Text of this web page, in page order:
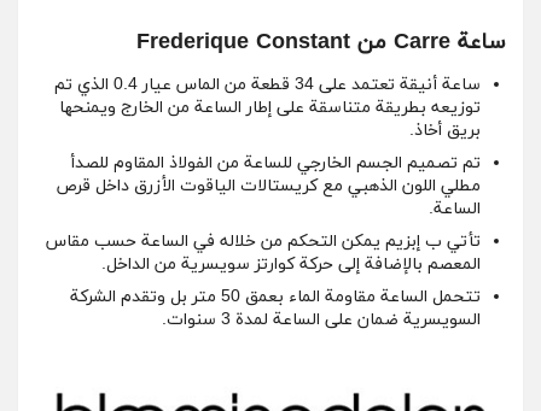
ساعة Carre من Frederique Constant
ساعة أنيقة تعتمد على 34 قطعة من الماس عيار 0.4 الذي تم
توزيعه بطريقة متناسقة على إطار الساعة من الخارج ويمنحها
بريق أخاذ.
تم تصميم الجسم الخارجي للساعة من الفولاذ المقاوم للصدأ
مطلي اللون الذهبي مع كريستالات الياقوت الأزرق داخل قرص
الساعة.
تأتي ب إبزيم يمكن التحكم من خلاله في الساعة حسب مقاس
المعصم بالإضافة إلى حركة كوارتز سويسرية من الداخل.
تتحمل الساعة مقاومة الماء بعمق 50 متر بل وتقدم الشركة
السويسرية ضمان على الساعة لمدة 3 سنوات.